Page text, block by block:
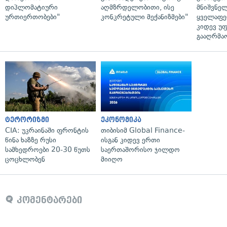
დიპლომატიური
ურთიერთობები"
აღმზრდელობითი, ისე
კონკრეტული მექანიზმები"
კიდევ
ტერორიზმი
CIA: უკრაინაში ფრონტის
წინა ხაზზე რუსი
სამხედროები 20-30 წუთს
ცოცხლობენ
ეკონომიკა
თიბისიმ Global Finance-
ისგან კიდევ ერთი
საერთაშორისო ჯილდო
მიიღო
კომენტარები